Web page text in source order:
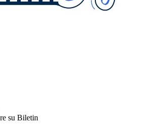
su Biletin